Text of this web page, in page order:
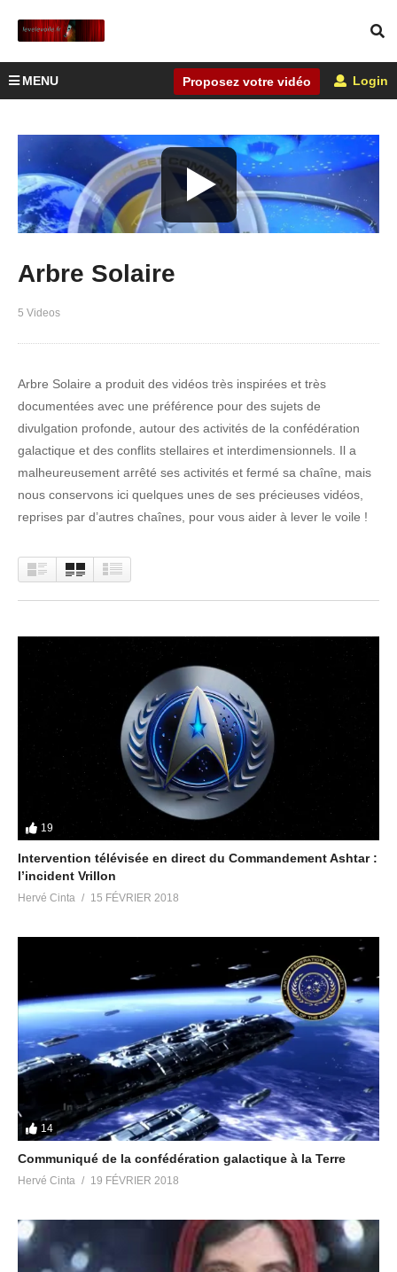
MENU Proposez votre vidéo Login
Arbre Solaire
5 Videos
Arbre Solaire a produit des vidéos très inspirées et très
documentées avec une préférence pour des sujets de
divulgation profonde, autour des activités de la confédération
galactique et des conflits stellaires et interdimensionnels. Il a
malheureusement arrêté ses activités et fermé sa chaîne, mais
nous conservons ici quelques unes de ses précieuses vidéos,
reprises par d’autres chaînes, pour vous aider à lever le voile !
19
Intervention télévisée en direct du Commandement Ashtar :
l’incident Vrillon
Hervé Cinta 15 FÉVRIER 2018
14
Communiqué de la confédération galactique à la Terre
Hervé Cinta 19 FÉVRIER 2018